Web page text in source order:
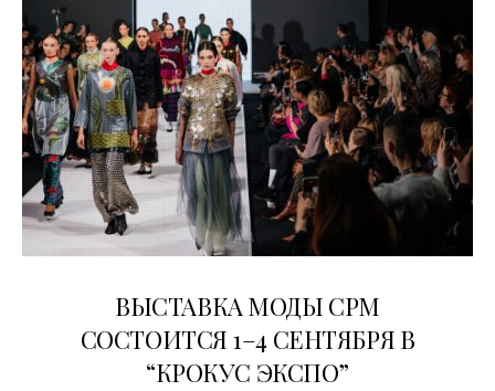
ВЫСТАВКА МОДЫ CPM
СОСТОИТСЯ 1–4 СЕНТЯБРЯ В
“КРОКУС ЭКСПО”